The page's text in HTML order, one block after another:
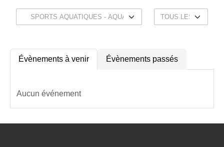
Évènements à venir Évènements passés
Aucun événement